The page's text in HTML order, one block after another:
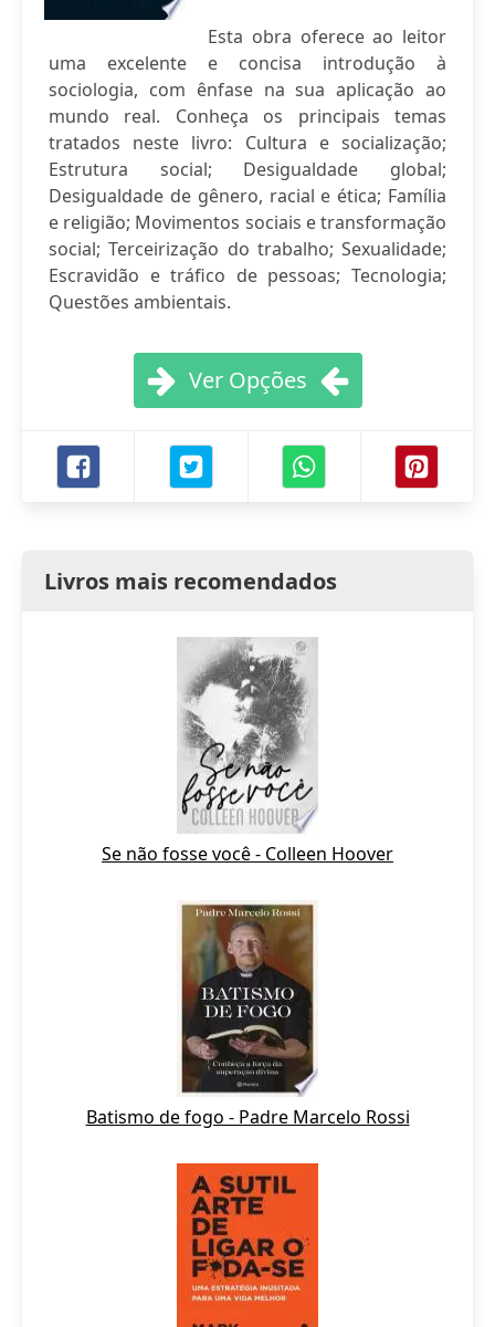
Esta obra oferece ao leitor
uma excelente e concisa introdução à
sociologia, com ênfase na sua aplicação ao
mundo real. Conheça os principais temas
tratados neste livro: Cultura e socialização;
Estrutura social; Desigualdade global;
Desigualdade de gênero, racial e ética; Família
e religião; Movimentos sociais e transformação
social; Terceirização do trabalho; Sexualidade;
Escravidão e tráfico de pessoas; Tecnologia;
Questões ambientais.
Ver Opções
Livros mais recomendados
Se não fosse você - Colleen Hoover
Batismo de fogo - Padre Marcelo Rossi